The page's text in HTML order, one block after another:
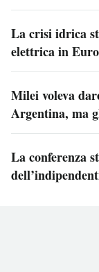
La crisi idrica
elettrica in
Milei voleva
Argentina, ma
La conferenza